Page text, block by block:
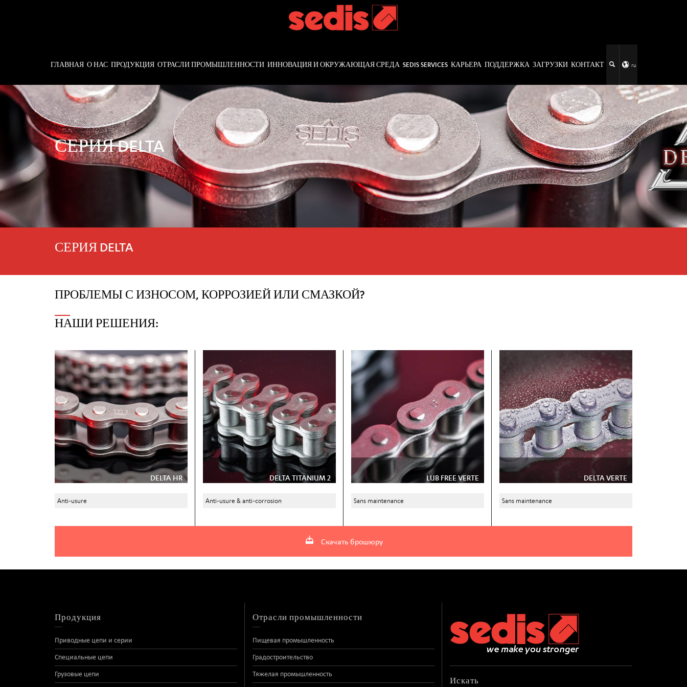
ГЛАВНАЯ О НАС ПРОДУКЦИЯ ОТРАСЛИ ПРОМЫШЛЕННОСТИ ИННОВАЦИЯ И ОКРУЖАЮЩАЯ СРЕДА SEDIS SERVICES КАРЬЕРА ПОДДЕРЖКА ЗАГРУЗКИ КОНТАКТ ru
СЕРИЯ DELTA
СЕРИЯ DELTA
ПРОБЛЕМЫ С ИЗНОСОМ, КОРРОЗИЕЙ ИЛИ СМАЗКОЙ?
НАШИ РЕШЕНИЯ:
DELTA HR
Anti-usure
DELTA TITANIUM 2
Anti-usure & anti-corrosion
LUB FREE VERTE
Sans maintenance
DELTA VERTE
Sans maintenance
Скачать брошюру
Продукция
Приводные цепи и серии
Специальные цепи
Грузовые цепи
Отрасли промышленности
Пищевая промышленность
Градостроительство
Тяжелая промышленность
Искать